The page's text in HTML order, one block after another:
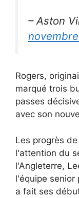
– Aston
Rogers,
marqué trois
passes
avec son
Les progrès
l'attention du
l'Angleterre,
l'équipe senior
a fait ses